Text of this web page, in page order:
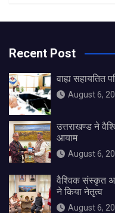
Recent Post
वाह्य सहायतित
August 6,
उत्तराखण्ड ने
आयाम
August 6,
वैश्विक संस्कृत
ने किया नेतृत्व
August 6,